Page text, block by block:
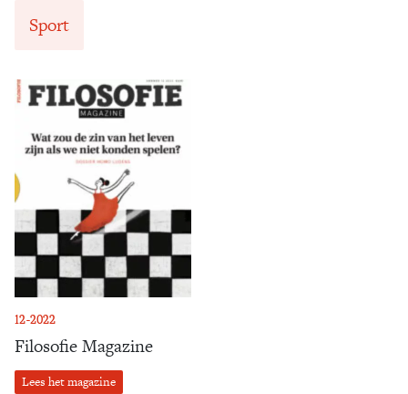
12-2022
Filosofie Magazine
Lees het magazine
Sport